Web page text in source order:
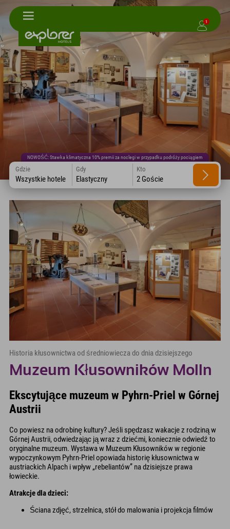
1
NOWOŚĆ: Stawka klimatyczna 10% premii za noclegi w przypadku podróży pociągiem
Gdzie
Wszystkie hotele
Gdy
Elastyczny
Kto
2 Goście
Historia kłusownictwa od średniowiecza do dnia dzisiejszego
Muzeum Kłusowników Molln
Ekscytujące muzeum w Pyhrn-Priel w Górnej
Austrii
Co powiesz na odrobinę kultury? Jeśli spędzasz wakacje z rodziną w
Górnej Austrii, odwiedzając ją wraz z dziećmi, koniecznie odwiedź to
oryginalne muzeum. Wystawa w Muzeum Kłusowników w regionie
wypoczynkowym Pyhrn-Priel opowiada historię kłusownictwa w
austriackich Alpach i wpływ „rebeliantów” na dzisiejsze prawa
łowieckie.
Atrakcje dla dzieci:
Ściana zdjęć, strzelnica, stół do malowania i projekcja filmów